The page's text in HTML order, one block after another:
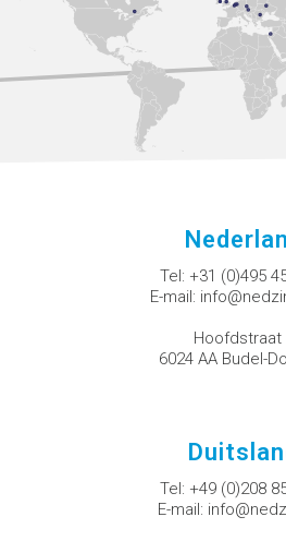
Tel: +31 (0)495
E-mail:
Hoofdstraat
6024 AA Budel-
Tel: +49 (0)208
E-mail: